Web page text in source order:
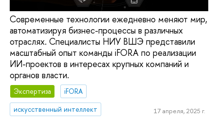
Современные технологии ежедневно меняют мир,
автоматизируя бизнес-процессы в различных
отраслях. Специалисты НИУ ВШЭ представили
масштабный опыт команды iFORA по реализации
ИИ-проектов в интересах крупных компаний и
органов власти.
Экспертиза
iFORA
искусственный интеллект
17 апреля, 2025 г.